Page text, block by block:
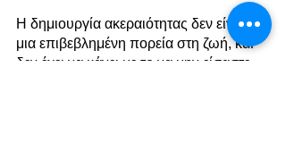
Η δημιουργία ακεραιότητας δεν είναι
μια επιβεβλημένη πορεία στη ζωή, και
δεν έχει να κάνει με το να μην είσαστε